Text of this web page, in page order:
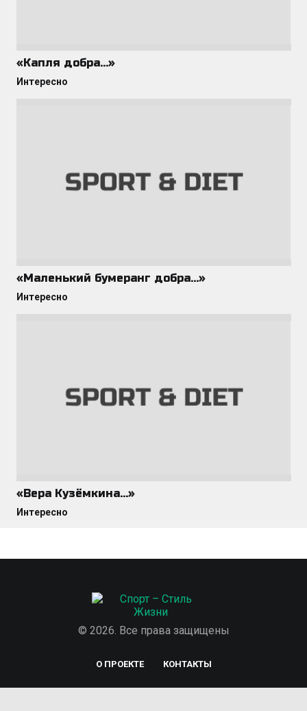
«Капля добра…»
Интересно
«Маленький бумеранг добра…»
Интересно
«Вера Кузёмкина…»
Интересно
© 2026. Все права защищены
О ПРОЕКТЕ КОНТАКТЫ